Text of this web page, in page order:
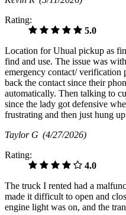
Rating:
5.0
Location for Uhual pickup as
find and use. The issue was
emergency contact/ verification
back the contact since their
automatically. Then talking to
since the lady got defensive
frustrating and then just hung
Taylor G (4/27/2026)
Rating:
4.0
The truck I rented had a
made it difficult to open and
engine light was on, and the